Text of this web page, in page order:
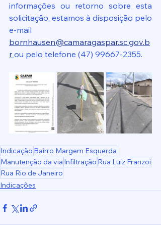
informações ou retorno sobre esta
solicitação, estamos à disposição pelo
bornhausen@camaragaspar.sc.gov.b
r ou pelo telefone (47) 99667-2355.
Indicação Bairro Margem Esquerda
Manutenção da via Infiltração Rua Luiz Franzoi
Rua Rio de Janeiro
Indicações